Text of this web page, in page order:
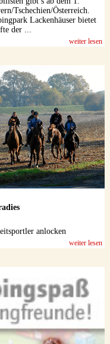
Tschechien/Österreich.
Lackenhäuser bietet
der ...
weiter lesen
anlocken
weiter lesen